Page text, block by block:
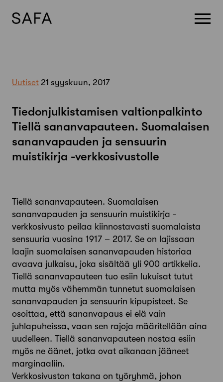
Uutiset 21 syyskuun, 2017
Tiedonjulkistamisen valtionpalkinto
Tiellä sananvapauteen. Suomalaisen
sananvapauden ja sensuurin
muistikirja -verkkosivustolle
Tiellä sananvapauteen. Suomalaisen
sananvapauden ja sensuurin muistikirja -
verkkosivusto peilaa kiinnostavasti suomalaista
sensuuria vuosina 1917 – 2017. Se on lajissaan
laajin suomalaisen sananvapauden historiaa
avaava julkaisu, joka sisältää yli 900 artikkelia.
Tiellä sananvapauteen tuo esiin lukuisat tutut
mutta myös vähemmän tunnetut suomalaisen
sananvapauden ja sensuurin kipupisteet. Se
osoittaa, että sananvapaus ei elä vain
juhlapuheissa, vaan sen rajoja määritellään aina
uudelleen. Tiellä sananvapauteen nostaa esiin
myös ne äänet, jotka ovat aikanaan jääneet
marginaaliin.
Verkkosivuston takana on työryhmä, johon